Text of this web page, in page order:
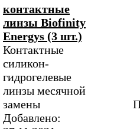
контактные
линзы Biofinity
Energys (3 шт.)
Контактные
силикон-
гидрогелевые
линзы месячной
замены
Добавлено: